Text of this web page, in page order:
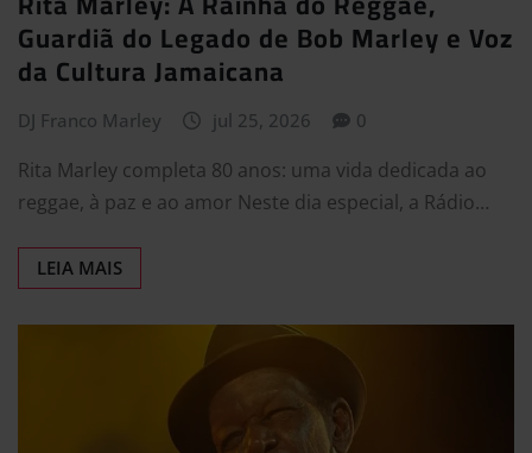
Guardiã do Legado de Bob Marley e Voz
da Cultura Jamaicana
DJ Franco Marley jul 25, 2026 0
Rita Marley completa 80 anos: uma vida dedicada ao
reggae, à paz e ao amor Neste dia especial, a Rádio…
LEIA MAIS